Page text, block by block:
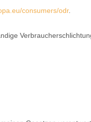
consumers/odr.